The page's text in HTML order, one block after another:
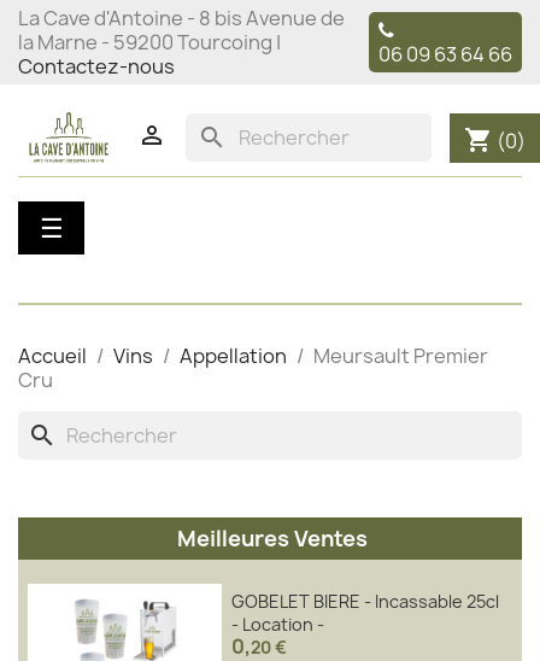
La Cave d'Antoine - 8 bis Avenue de
la Marne - 59200 Tourcoing |
Contactez-nous
06 09 63 64 66
 search shopping_cart (0)
Basculer
la
☰
Accueil Vins Appellation
Meursault Premier
Cru
search
Meilleures Ventes
GOBELET BIERE - Incassable 25cl
- Location -
0,20 €